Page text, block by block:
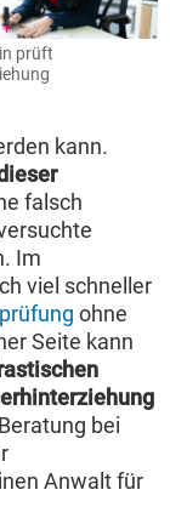
prüft
kann.
falsch
Im
viel schneller
ohne
Seite kann
bei
Anwalt für